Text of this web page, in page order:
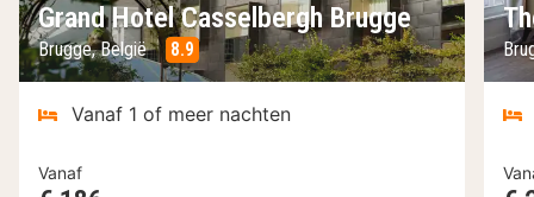
Grand Hotel Casselbergh Brugge
Brugge, België 8.9
Vanaf 1 of meer nachten
Vanaf